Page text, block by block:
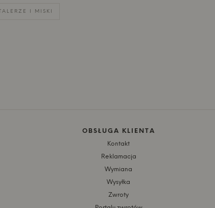
I MISKI
OBSŁUGA KLIENTA
Kontakt
Reklamacja
Wymiana
Wysyłka
Zwroty